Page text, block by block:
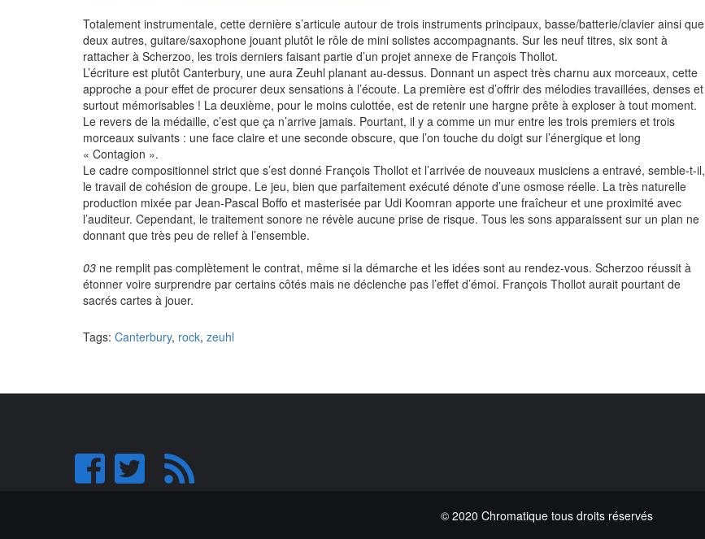
Totalement instrumentale, cette dernière s’articule autour de trois instruments principaux, basse/batterie/clavier ainsi que
deux autres, guitare/saxophone jouant plutôt le rôle de mini solistes accompagnants. Sur les neuf titres, six sont à
rattacher à Scherzoo, les trois derniers faisant partie d’un projet annexe de François Thollot.
L’écriture est plutôt Canterbury, une aura Zeuhl planant au-dessus. Donnant un aspect très charnu aux morceaux, cette
approche a pour effet de procurer deux sensations à l’écoute. La première est d’offrir des mélodies travaillées, denses et
surtout mémorisables ! La deuxième, pour le moins culottée, est de retenir une hargne prête à exploser à tout moment.
Le revers de la médaille, c’est que ça n’arrive jamais. Pourtant, il y a comme un mur entre les trois premiers et trois
morceaux suivants : une face claire et une seconde obscure, que l’on touche du doigt sur l’énergique et long
« Contagion ».
Le cadre compositionnel strict que s’est donné François Thollot et l’arrivée de nouveaux musiciens a entravé, semble-t-il,
le travail de cohésion de groupe. Le jeu, bien que parfaitement exécuté dénote d’une osmose réelle. La très naturelle
production mixée par Jean-Pascal Boffo et masterisée par Udi Koomran apporte une fraîcheur et une proximité avec
l’auditeur. Cependant, le traitement sonore ne révèle aucune prise de risque. Tous les sons apparaissent sur un plan ne
donnant que très peu de relief à l’ensemble.
03 ne remplit pas complètement le contrat, même si la démarche et les idées sont au rendez-vous. Scherzoo réussit à
étonner voire surprendre par certains côtés mais ne déclenche pas l’effet d’émoi. François Thollot aurait pourtant de
sacrés cartes à jouer.
Tags: Canterbury, rock, zeuhl
© 2020 Chromatique tous droits réservés